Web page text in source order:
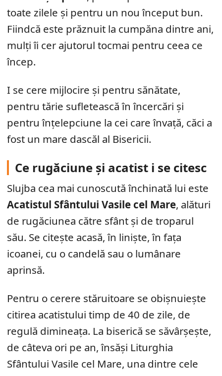
toate zilele și pentru un nou început bun.
Fiindcă este prăznuit la cumpăna dintre ani,
mulți îi cer ajutorul tocmai pentru ceea ce
încep.
I se cere mijlocire și pentru sănătate,
pentru tărie sufletească în încercări și
pentru înțelepciune la cei care învață, căci a
fost un mare dascăl al Bisericii.
Ce rugăciune și acatist i se citesc
Slujba cea mai cunoscută închinată lui este
Acatistul Sfântului Vasile cel Mare, alături
de rugăciunea către sfânt și de troparul
său. Se citește acasă, în liniște, în fața
icoanei, cu o candelă sau o lumânare
aprinsă.
Pentru o cerere stăruitoare se obișnuiește
citirea acatistului timp de 40 de zile, de
regulă dimineața. La biserică se săvârșește,
de câteva ori pe an, însăși Liturghia
Sfântului Vasile cel Mare, una dintre cele